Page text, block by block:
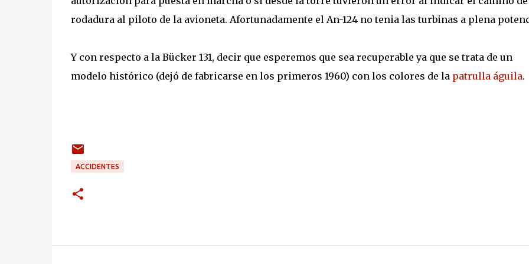
rodadura al piloto de la avioneta. Afortunadamente el An-124 no tenia las turbinas a plena
Y con respecto a la Bücker 131, decir que esperemos que sea recuperable ya que se trata de un
modelo histórico (dejó de fabricarse en los primeros 1960) con los colores de la patrulla águila.
ACCIDENTES